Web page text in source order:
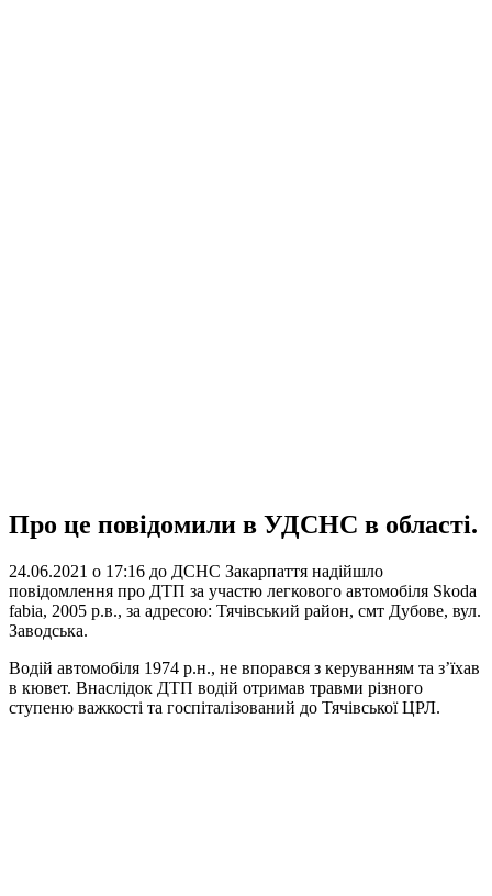
Про це повідомили в УДСНС в області.
24.06.2021 о 17:16 до ДСНС Закарпаття надійшло
повідомлення про ДТП за участю легкового автомобіля Skoda
fabia, 2005 р.в., за адресою: Тячівський район, смт Дубове, вул.
Заводська.
Водій автомобіля 1974 р.н., не впорався з керуванням та з’їхав
в кювет. Внаслідок ДТП водій отримав травми різного
ступеню важкості та госпіталізований до Тячівської ЦРЛ.